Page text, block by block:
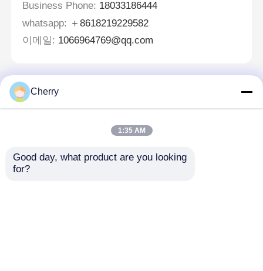
Business Phone: 18033186444
whatsapp: ＋8618219229582
이메일: 1066964769@qq.com
곧 다시 연락 드리겠습니다!
Cherry
1:35 AM
Good day, what product are you looking
for?